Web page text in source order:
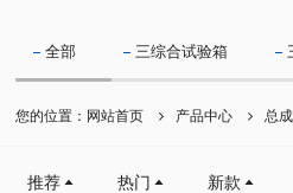
全部 三综合试验箱
您的位置： 网站首页 产品中心 总
推荐 热门 新款